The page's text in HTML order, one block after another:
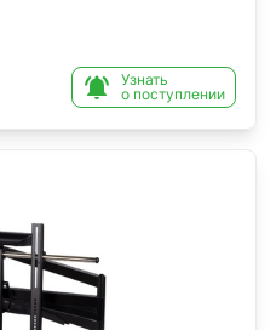

Узнать
о поступлении